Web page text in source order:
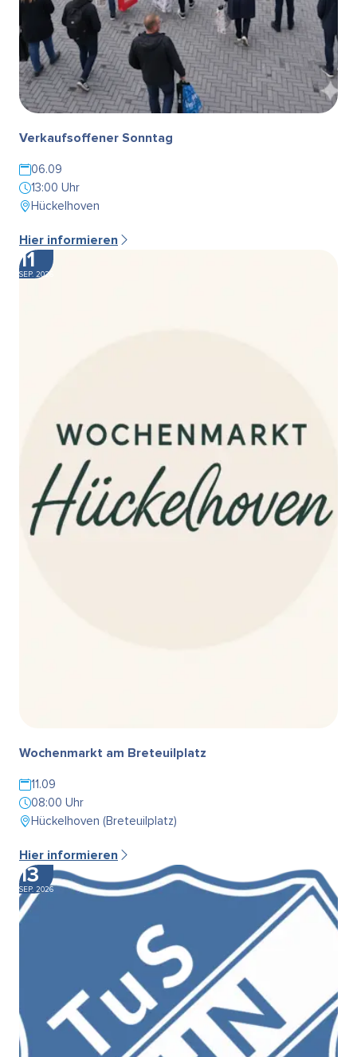
Verkaufsoffener Sonntag
06.09
13:00 Uhr
Hückelhoven
Hier informieren
11
SEP. 2026
Wochenmarkt am Breteuilplatz
11.09
08:00 Uhr
Hückelhoven (Breteuilplatz)
Hier informieren
13
SEP. 2026